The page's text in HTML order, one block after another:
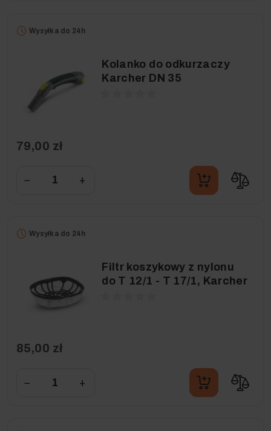
Wysyłka do 24h
Kolanko do odkurzaczy
Karcher DN 35
79,00 zł
− +
Wysyłka do 24h
Filtr koszykowy z nylonu
do T 12/1 - T 17/1, Karcher
85,00 zł
− +